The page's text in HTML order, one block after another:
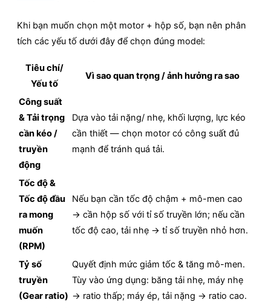
Khi bạn muốn chọn một motor + hộp số, bạn nên phân
tích các yếu tố dưới đây để chọn đúng model:
Tiêu chí/
Yếu tố
Vì sao quan trọng / ảnh hưởng ra sao
Công suất
& Tải trọng
cần kéo /
truyền
động
Dựa vào tải nặng/ nhẹ, khối lượng, lực kéo
cần thiết — chọn motor có công suất đủ
mạnh để tránh quá tải.
Tốc độ &
Tốc độ đầu
ra mong
muốn
(RPM)
Nếu bạn cần tốc độ chậm + mô-men cao
→ cần hộp số với tỉ số truyền lớn; nếu cần
tốc độ cao, tải nhẹ → tỉ số truyền nhỏ hơn.
Tỷ số
truyền
(Gear ratio)
Quyết định mức giảm tốc & tăng mô-men.
Tùy vào ứng dụng: băng tải nhẹ, máy nhẹ
→ ratio thấp; máy ép, tải nặng → ratio cao.